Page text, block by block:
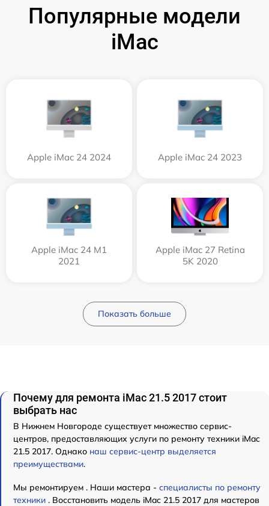
Популярные модели
iMac
Apple iMac 24 2024 Apple iMac 24 2023
Apple iMac 24 M1
2021
Apple iMac 27 Retina
5K 2020
Показать больше
Почему для ремонта iMac 21.5 2017 стоит
выбрать нас
В Нижнем Новгороде существует множество сервис-
центров, предоставляющих услуги по ремонту техники iMac
21.5 2017. Однако наш сервис-центр выделяется
преимуществами.
Мы ремонтируем . Наши мастера - специалисты по ремонту
техники . Восстановить модель iMac 21.5 2017 для мастеров